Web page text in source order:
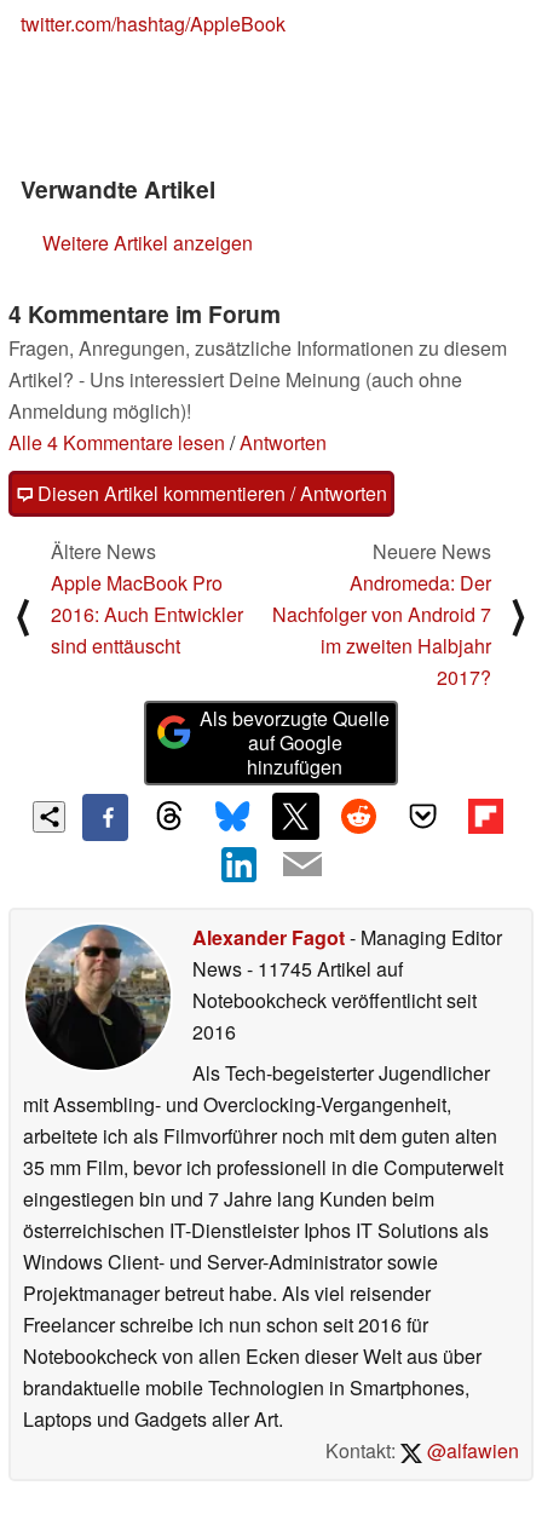
twitter.com/hashtag/AppleBook
Verwandte Artikel
Weitere Artikel anzeigen
4 Kommentare im Forum
Fragen, Anregungen, zusätzliche Informationen zu diesem
Artikel? - Uns interessiert Deine Meinung (auch ohne
Anmeldung möglich)!
Alle 4 Kommentare lesen /Antworten
Diesen Artikel kommentieren / Antworten
⟨
Ältere News
Apple MacBook Pro
2016: Auch Entwickler
sind enttäuscht
Neuere News
Andromeda: Der
Nachfolger von Android 7
im zweiten Halbjahr
2017?
⟩
Als bevorzugte Quelle
auf Google
hinzufügen
Alexander Fagot- Managing Editor
News- 11745 Artikel auf
Notebookcheck veröffentlichtseit
2016
Als Tech-begeisterter Jugendlicher
mit Assembling- und Overclocking-Vergangenheit,
arbeitete ich als Filmvorführer noch mit dem guten alten
35 mm Film, bevor ich professionell in die Computerwelt
eingestiegen bin und 7 Jahre lang Kunden beim
österreichischen IT-Dienstleister Iphos IT Solutions als
Windows Client- und Server-Administrator sowie
Projektmanager betreut habe. Als viel reisender
Freelancer schreibe ich nun schon seit 2016 für
Notebookcheck von allen Ecken dieser Welt aus über
brandaktuelle mobile Technologien in Smartphones,
Laptops und Gadgets aller Art.
Kontakt:
@alfawien